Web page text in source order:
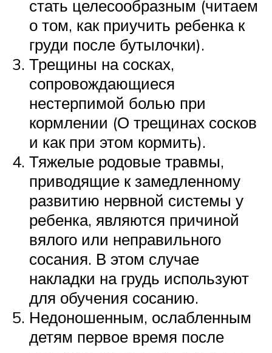
стать целесообразным (читаем
о том, как приучить ребенка к
груди после бутылочки).
Трещины на сосках,
сопровождающиеся
нестерпимой болью при
кормлении (О трещинах сосков
и как при этом кормить).
Тяжелые родовые травмы,
приводящие к замедленному
развитию нервной системы у
ребенка, являются причиной
вялого или неправильного
сосания. В этом случае
накладки на грудь используют
для обучения сосанию.
Недоношенным, ослабленным
детям первое время после